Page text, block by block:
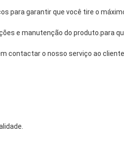
para garantir que você tire o
e manutenção do produto.para
contactar o nosso serviço ao cliente.